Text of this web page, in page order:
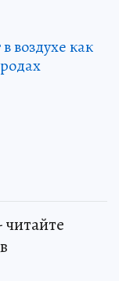
воздухе как